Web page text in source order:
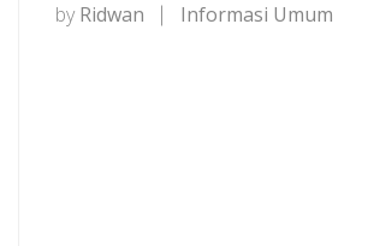
by Ridwan Informasi Umum